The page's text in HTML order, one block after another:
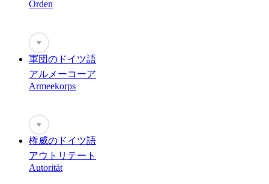
Orden
♥
軍団のドイツ語
アルメーコーア
Armeekorps
♥
権威のドイツ語
アウトリテート
Autorität